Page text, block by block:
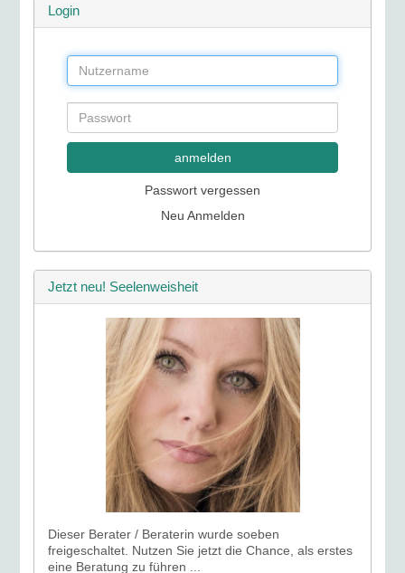
Login
anmelden
Passwort vergessen
Neu Anmelden
Jetzt neu! Seelenweisheit
Dieser Berater / Beraterin wurde soeben
freigeschaltet. Nutzen Sie jetzt die Chance, als erstes
eine Beratung zu führen ...